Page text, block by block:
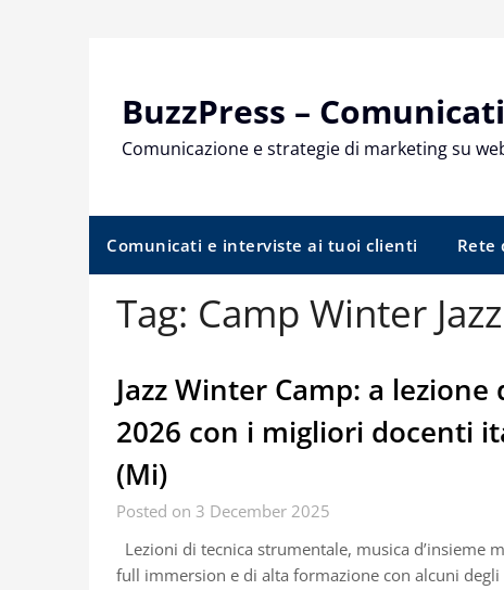
BuzzPress –
Comunicazione e strategie di marketing su
Comunicati e interviste ai tuoi clienti Rete
Tag: Camp Winter Jazz
Jazz Winter Camp: a
2026 con i migliori docenti
(Mi)
Posted on 3 December 2025
Lezioni di tecnica strumentale, musica d’insieme
full immersion e di alta formazione con alcuni